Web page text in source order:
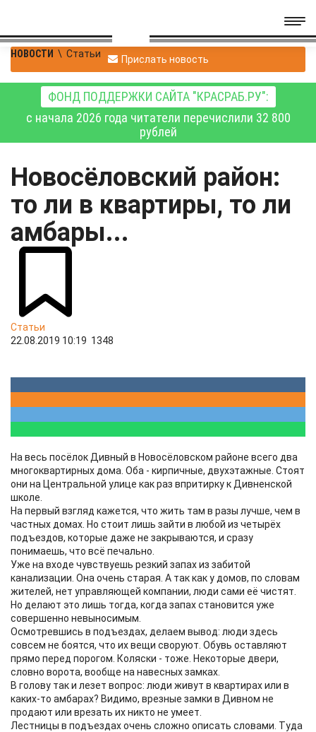
НОВОСТИ \ Статьи Прислать новость
ФОНД ПОДДЕРЖКИ САЙТА "КРАСРАБ.РУ":
с начала 2026 года читатели перечислили 32 800
рублей
Новосёловский район:
то ли в квартиры, то ли
амбары...
Статьи
22.08.2019 10:19 1348
На весь посёлок Дивный в Новосёловском районе всего два
многоквартирных дома. Оба - кирпичные, двухэтажные. Стоят
они на Центральной улице как раз впритирку к Дивненской
школе.
На первый взгляд кажется, что жить там в разы лучше, чем в
частных домах. Но стоит лишь зайти в любой из четырёх
подъездов, которые даже не закрываются, и сразу
понимаешь, что всё печально.
Уже на входе чувствуешь резкий запах из забитой
канализации. Она очень старая. А так как у домов, по словам
жителей, нет управляющей компании, люди сами её чистят.
Но делают это лишь тогда, когда запах становится уже
совершенно невыносимым.
Осмотревшись в подъездах, делаем вывод: люди здесь
совсем не боятся, что их вещи своруют. Обувь оставляют
прямо перед порогом. Коляски - тоже. Некоторые двери,
словно ворота, вообще на навесных замках.
В голову так и лезет вопрос: люди живут в квартирах или в
каких-то амбарах? Видимо, врезные замки в Дивном не
продают или врезать их никто не умеет.
Лестницы в подъездах очень сложно описать словами. Туда